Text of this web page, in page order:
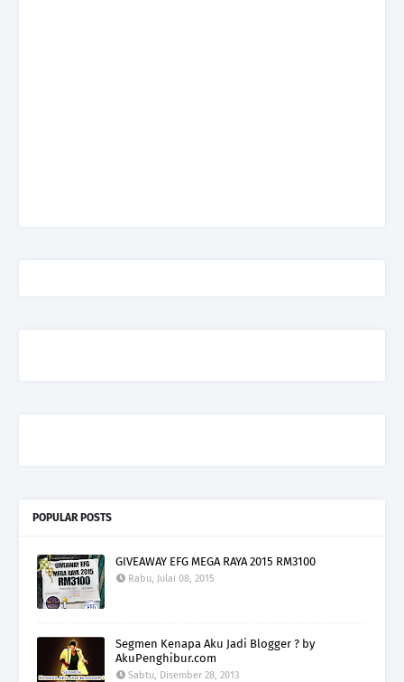
POPULAR POSTS
GIVEAWAY EFG MEGA RAYA 2015 RM3100
Rabu, Julai 08, 2015
Segmen Kenapa Aku Jadi Blogger ? by
AkuPenghibur.com
Sabtu, Disember 28, 2013